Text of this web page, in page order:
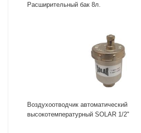
Расширительный бак 8л.
Воздухоотводчик автоматический
высокотемпературный SOLAR 1/2"